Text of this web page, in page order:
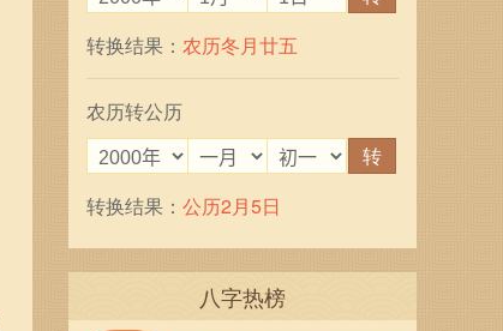
转换结果： 农历冬月廿五
农历转公历
转
转换结果： 公历2月5日
八字热榜